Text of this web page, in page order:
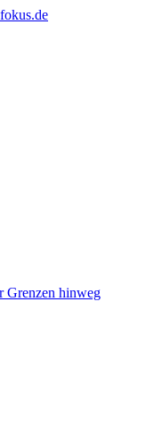
Grenzen hinweg